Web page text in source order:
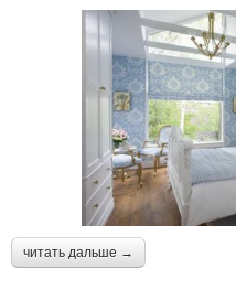
читать дальше →